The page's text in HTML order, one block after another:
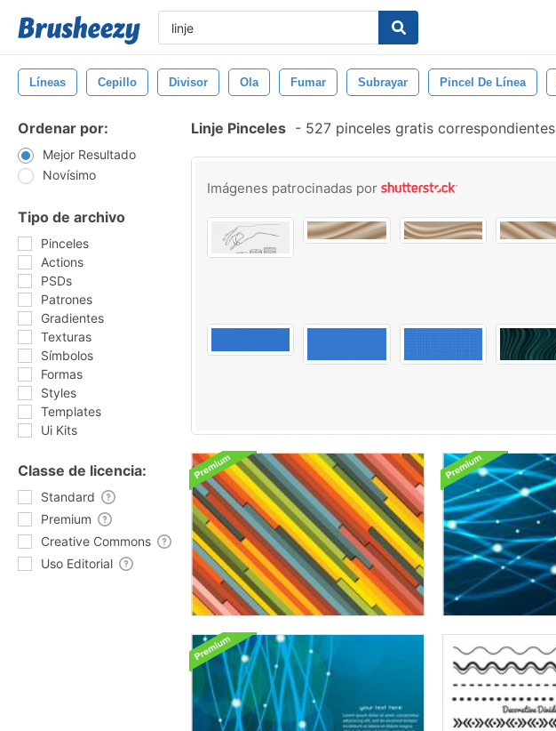
Líneas Cepillo Divisor Ola Fumar Subrayar Pincel De Línea
Ordenar por:
Mejor Resultado
Novísimo
Tipo de archivo
Pinceles
Actions
PSDs
Patrones
Gradientes
Texturas
Símbolos
Formas
Styles
Templates
Ui Kits
Classe de licencia:
Standard
Premium
Creative Commons
Uso Editorial
Linje Pinceles - 527 pinceles gratis correspondientes
Imágenes patrocinadas por